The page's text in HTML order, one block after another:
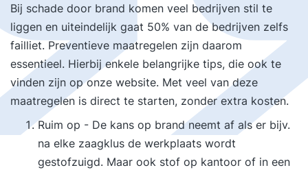
Bij schade door brand komen veel bedrijven stil te
liggen en uiteindelijk gaat 50% van de bedrijven zelfs
failliet. Preventieve maatregelen zijn daarom
essentieel. Hierbij enkele belangrijke tips, die ook te
vinden zijn op onze website. Met veel van deze
maatregelen is direct te starten, zonder extra kosten.
Ruim op - De kans op brand neemt af als er bijv.
na elke zaagklus de werkplaats wordt
gestofzuigd. Maar ook stof op kantoor of in een